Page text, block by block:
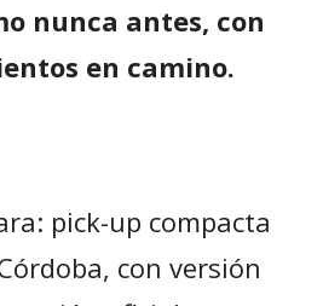
nunca antes, con
en camino.
pick-up compacta
con versión